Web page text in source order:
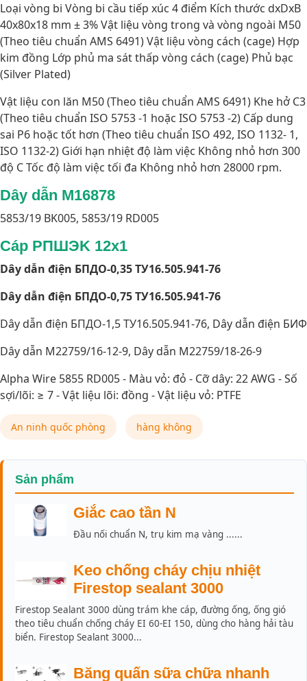
Loại vòng bi Vòng bi cầu tiếp xúc 4 điểm Kích thước dxDxB
40x80x18 mm ± 3% Vật liệu vòng trong và vòng ngoài M50
(Theo tiêu chuẩn AMS 6491) Vật liệu vòng cách (cage) Hợp
kim đồng Lớp phủ ma sát thấp vòng cách (cage) Phủ bạc
(Silver Plated)
Vật liệu con lăn M50 (Theo tiêu chuẩn AMS 6491) Khe hở C3
(Theo tiêu chuẩn ISO 5753 -1 hoặc ISO 5753 -2) Cấp dung
sai P6 hoặc tốt hơn (Theo tiêu chuẩn ISO 492, ISO 1132- 1,
ISO 1132-2) Giới hạn nhiệt độ làm việc Không nhỏ hơn 300
độ C Tốc độ làm việc tối đa Không nhỏ hơn 28000 rpm.
Dây dẫn M16878
5853/19 BK005, 5853/19 RD005
Cáp PПШЭK 12x1
Dây dẫn điện БПДО-0,35 ТУ16.505.941-76
Dây dẫn điện БПДО-0,75 ТУ16.505.941-76
Dây dẫn điện БПДО-1,5 ТУ16.505.941-76, Dây dẫn điện БИФ
Dây dẫn M22759/16-12-9, Dây dẫn M22759/18-26-9
Alpha Wire 5855 RD005 - Màu vỏ: đỏ - Cỡ dây: 22 AWG - Số
sợi/lõi: ≥ 7 - Vật liệu lõi: đồng - Vật liệu vỏ: PTFE
An ninh quốc phòng hàng không
Sản phẩm
Giắc cao tần N
Đầu nối chuẩn N, trụ kim mạ vàng ......
Keo chống cháy chịu nhiệt
Firestop sealant 3000
Firestop Sealant 3000 dùng trám khe cáp, đường ống, ống gió
theo tiêu chuẩn chống cháy EI 60-EI 150, dùng cho hàng hải tàu
biển. Firestop Sealant 3000...
Băng quấn sữa chữa nhanh